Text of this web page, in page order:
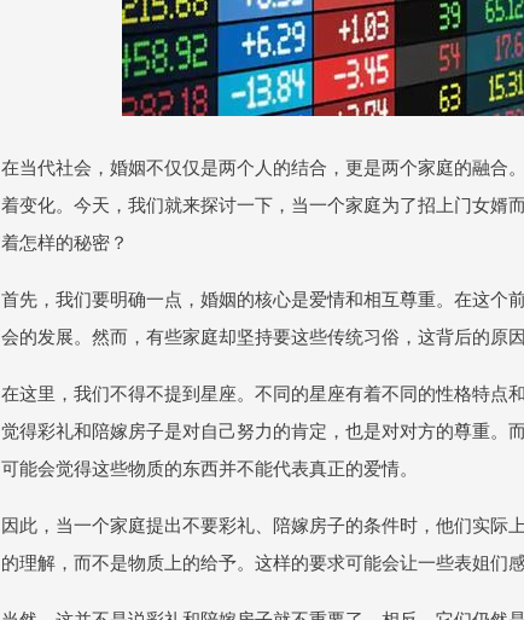
在当代社会，婚姻不仅仅是两个人的结合，更是两个家庭的融合
着变化。今天，我们就来探讨一下，当一个家庭为了招上门女婿
着怎样的秘密？
首先，我们要明确一点，婚姻的核心是爱情和相互尊重。在这个
会的发展。然而，有些家庭却坚持要这些传统习俗，这背后的原
在这里，我们不得不提到星座。不同的星座有着不同的性格特点
觉得彩礼和陪嫁房子是对自己努力的肯定，也是对对方的尊重。
可能会觉得这些物质的东西并不能代表真正的爱情。
因此，当一个家庭提出不要彩礼、陪嫁房子的条件时，他们实际
的理解，而不是物质上的给予。这样的要求可能会让一些表姐们